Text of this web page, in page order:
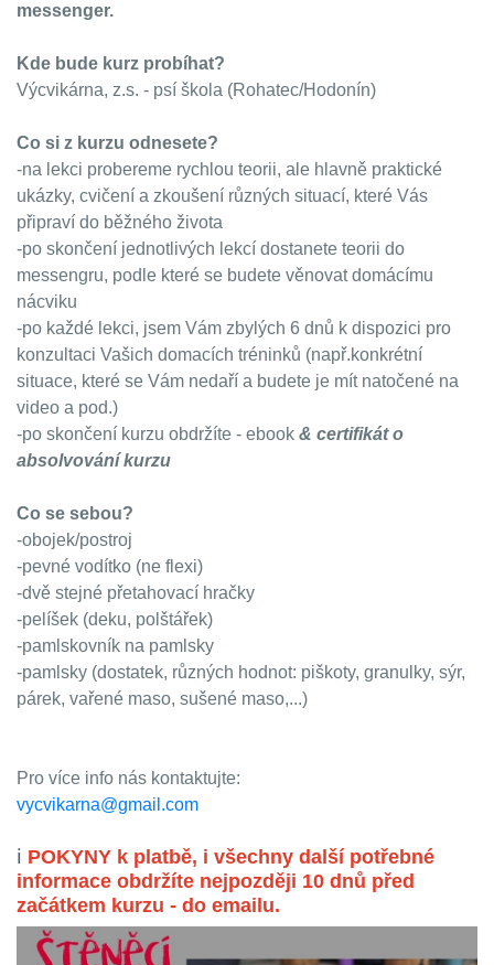
messenger.
Kde bude kurz probíhat?
Výcvikárna, z.s. - psí škola (Rohatec/Hodonín)
Co si z kurzu odnesete?
-na lekci probereme rychlou teorii, ale hlavně praktické
ukázky, cvičení a zkoušení různých situací, které Vás
připraví do běžného života
-po skončení jednotlivých lekcí dostanete teorii do
messengru, podle které se budete věnovat domácímu
nácviku
-po každé lekci, jsem Vám zbylých 6 dnů k dispozici pro
konzultaci Vašich domacích tréninků (např.konkrétní
situace, které se Vám nedaří a budete je mít natočené na
video a pod.)
-po skončení kurzu obdržíte - ebook & certifikát o
absolvování kurzu
Co se sebou?
-obojek/postroj
-pevné vodítko (ne flexi)
-dvě stejné přetahovací hračky
-pelíšek (deku, polštářek)
-pamlskovník na pamlsky
-pamlsky (dostatek, různých hodnot: piškoty, granulky, sýr,
párek, vařené maso, sušené maso,...)
Pro více info nás kontaktujte:
vycvikarna@gmail.com
ℹ️ POKYNY k platbě, i všechny další potřebné
informace obdržíte nejpozději 10 dnů před
začátkem kurzu - do emailu.